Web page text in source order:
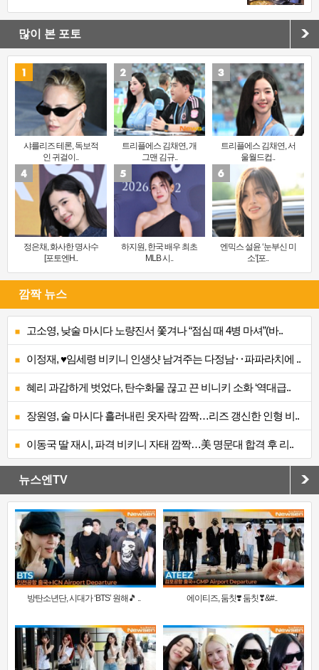
많이 본 포토
샤를리즈 테론, 독보적
인 귀걸이..
트리플에스 김채연, 개
그맨 김규..
트리플에스 김채연, 서
울월드컵..
정은채, 화사한 명사수
[포토엔H..
하지원, 한국 배우 최초
MLB 시..
엔믹스 설윤 ‘눈부신 미
소’[포..
깜짝 뉴스
고소영, 낮술 마시다 노량진서 쫓겨나 “점심 때 4병 마셔”(바..
이정재, ♥임세령 비키니 인생샷 남겨주는 다정남‥파파라치에 ..
혜리 과감하게 벗었다, 탄수화물 끊고 끈 비니키 소화 ‘역대급..
장원영, 술 마시다 흘러내린 옷자락 깜짝…리즈 갱신한 인형 비..
이동국 딸 재시, 파격 비키니 자태 깜짝…美 명문대 합격 후 리..
뉴스엔TV
방탄소년단, 시대가 ‘BTS’ 원해🎵 .. 에이티즈, 둠칫❣️ 둠칫❣&#..